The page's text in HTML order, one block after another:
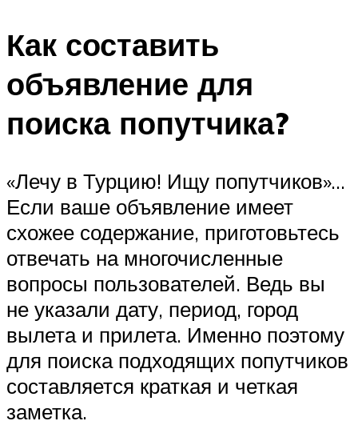
Как составить
объявление для
поиска попутчика?
«Лечу в Турцию! Ищу попутчиков»…
Если ваше объявление имеет
схожее содержание, приготовьтесь
отвечать на многочисленные
вопросы пользователей. Ведь вы
не указали дату, период, город
вылета и прилета. Именно поэтому
для поиска подходящих попутчиков
составляется краткая и четкая
заметка.